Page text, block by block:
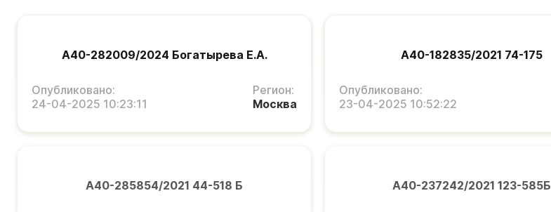
А40-282009/2024 Богатырева Е.А.
Опубликовано:
24-04-2025 10:23:11
Регион:
Москва
А40-182835/2021 74-175
Опубликовано:
23-04-2025 10:52:22
А40-285854/2021 44-518 Б А40-237242/2021 123-585Б